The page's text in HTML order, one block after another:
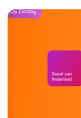
Op Zondag
Stand van
Nederland